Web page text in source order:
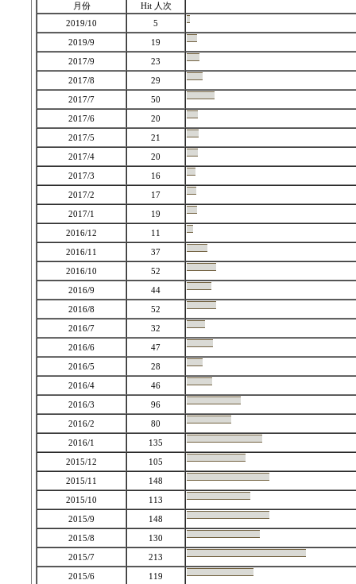
月份
Hit 人次
2019/10
5
2019/9
19
2017/9
23
2017/8
29
2017/7
50
2017/6
20
2017/5
21
2017/4
20
2017/3
16
2017/2
17
2017/1
19
2016/12
11
2016/11
37
2016/10
52
2016/9
44
2016/8
52
2016/7
32
2016/6
47
2016/5
28
2016/4
46
2016/3
96
2016/2
80
2016/1
135
2015/12
105
2015/11
148
2015/10
113
2015/9
148
2015/8
130
2015/7
213
2015/6
119